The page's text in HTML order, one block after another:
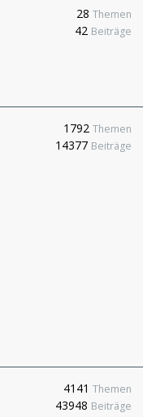
28 Themen
42 Beiträge
1792 Themen
14377 Beiträge
4141 Themen
43948 Beiträge